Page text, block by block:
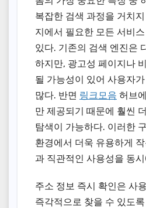
복잡한 검색 과정을 거치
지에서 필요한 모든 서비
있다. 기존의 검색 엔진은
하지만, 광고성 페이지나
될 가능성이 있어 사용자
많다. 반면 링크모음 허브
만 제공되기 때문에 훨씬
탐색이 가능하다. 이러한
환경에서 더욱 유용하게
과 직관적인 사용성을 동
주소 정보 즉시 확인은 사
즉각적으로 찾을 수 있도